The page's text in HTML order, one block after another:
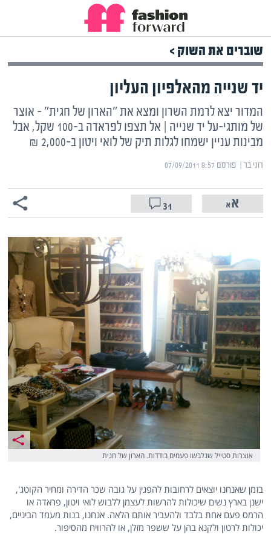
שוברים את השוק >
יד שנייה מהאלפיון העליון
המדור יצא לרמת השרון ומצא את "הארון של חגית" – אוצר
של מותגי-על יד שנייה | אל תצפו לפראדה ב-100 שקל, אבל
מבינות עניין ישמחו לגלות תיק של לואי ויטון ב-2,000 ₪
רוני בר | ‏פורסם ‎07/09/2011 8:57
31
אוצרות סטייל שנלבשו פעמים בודדות. הארון של חגית
בזמן שאנחנו יוצאים לרחובות להפגין על גובה שכר הדירה ומחיר הקוטג',
ישנן בארץ נשים שיכולות להרשות לעצמן ללבוש לואי ויטון, פראדה או
הרמס פעם אחת בלבד ולהעביר אותם הלאה. אנחנו, בנות מעמד הביניים,
יכולות לרטון ולקנא בהן על ששפר מזלן, או להרוויח מהסיפור.